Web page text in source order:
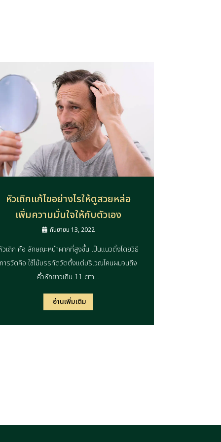
หัวเถิกแก้ไขอย่างไรให้ดูสวยหล่อ
เพิ่มความมั่นใจให้กับตัวเอง
กันยายน 13, 2022
วเถิก คือ ลักษณะหน้าผากที่สูงขึ้น เป็นแนวตั้งโดยวิธี
การวัดคือ ใช้ไม้บรรทัดวัดตั้งแต่บริเวณโคนผมจนถึง
คิ้วหักยาวเกิน 11 cm…
อ่านเพิ่มเติม